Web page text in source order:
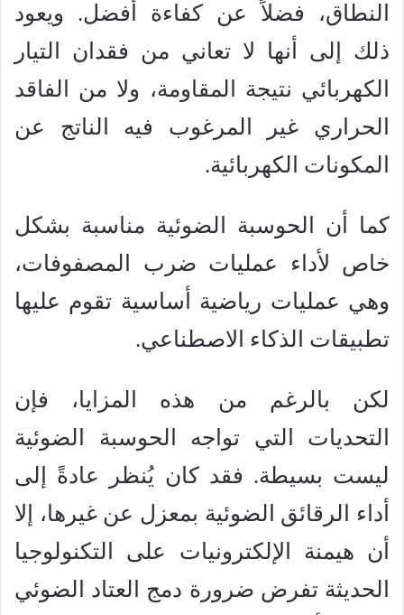
النطاق، فضلاً عن كفاءة أفضل. ويعود
ذلك إلى أنها لا تعاني من فقدان التيار
الكهربائي نتيجة المقاومة، ولا من الفاقد
الحراري غير المرغوب فيه الناتج عن
المكونات الكهربائية.
كما أن الحوسبة الضوئية مناسبة بشكل
خاص لأداء عمليات ضرب المصفوفات،
وهي عمليات رياضية أساسية تقوم عليها
تطبيقات الذكاء الاصطناعي.
لكن بالرغم من هذه المزايا، فإن
التحديات التي تواجه الحوسبة الضوئية
ليست بسيطة. فقد كان يُنظر عادةً إلى
أداء الرقائق الضوئية بمعزل عن غيرها، إلا
أن هيمنة الإلكترونيات على التكنولوجيا
الحديثة تفرض ضرورة دمج العتاد الضوئي